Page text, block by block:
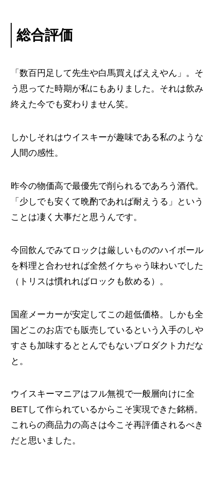
総合評価
「数百円足して先生や白馬買えばええやん」。そ
う思ってた時期が私にもありました。それは飲み
終えた今でも変わりません笑。
しかしそれはウイスキーが趣味である私のような
人間の感性。
昨今の物価高で最優先で削られるであろう酒代。
「少しでも安くて晩酌であれば耐えうる」という
ことは凄く大事だと思うんです。
今回飲んでみてロックは厳しいもののハイボール
を料理と合わせれば全然イケちゃう味わいでした
（トリスは慣れればロックも飲める）。
国産メーカーが安定してこの超低価格。しかも全
国どこのお店でも販売しているという入手のしや
すさも加味するととんでもないプロダクト力だな
と。
ウイスキーマニアはフル無視で一般層向けに全
BETして作られているからこそ実現できた銘柄。
これらの商品力の高さは今こそ再評価されるべき
だと思いました。